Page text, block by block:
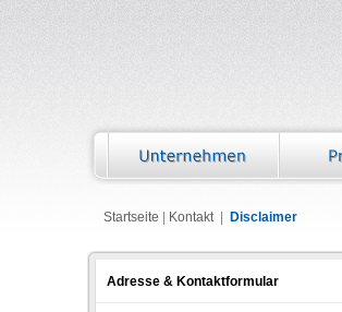
Startseite Kontakt| Disclaimer
Adresse & Kontaktformular